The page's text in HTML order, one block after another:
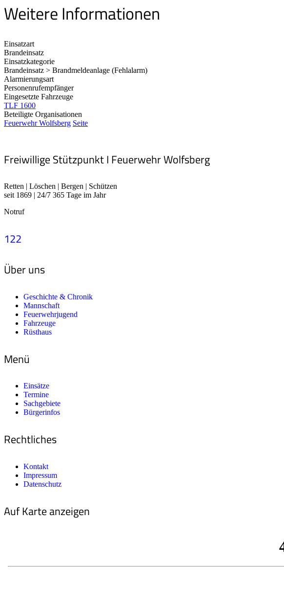
Weitere Informationen
Einsatzart
Brandeinsatz
Einsatzkategorie
Brandeinsatz > Brandmeldeanlage (Fehlalarm)
Alarmierungsart
Personenrufempfänger
Eingesetzte Fahrzeuge
TLF 1600
Beteiligte Organisationen
Feuerwehr Wolfsberg Seite
Freiwillige Stützpunkt I Feuerwehr Wolfsberg
Retten | Löschen | Bergen | Schützen
seit 1869 | 24/7 365 Tage im Jahr
Notruf
122
Über uns
Geschichte & Chronik
Mannschaft
Feuerwehrjugend
Fahrzeuge
Rüsthaus
Menü
Einsätze
Termine
Sachgebiete
Bürgerinfos
Rechtliches
Kontakt
Impressum
Datenschutz
Auf Karte anzeigen